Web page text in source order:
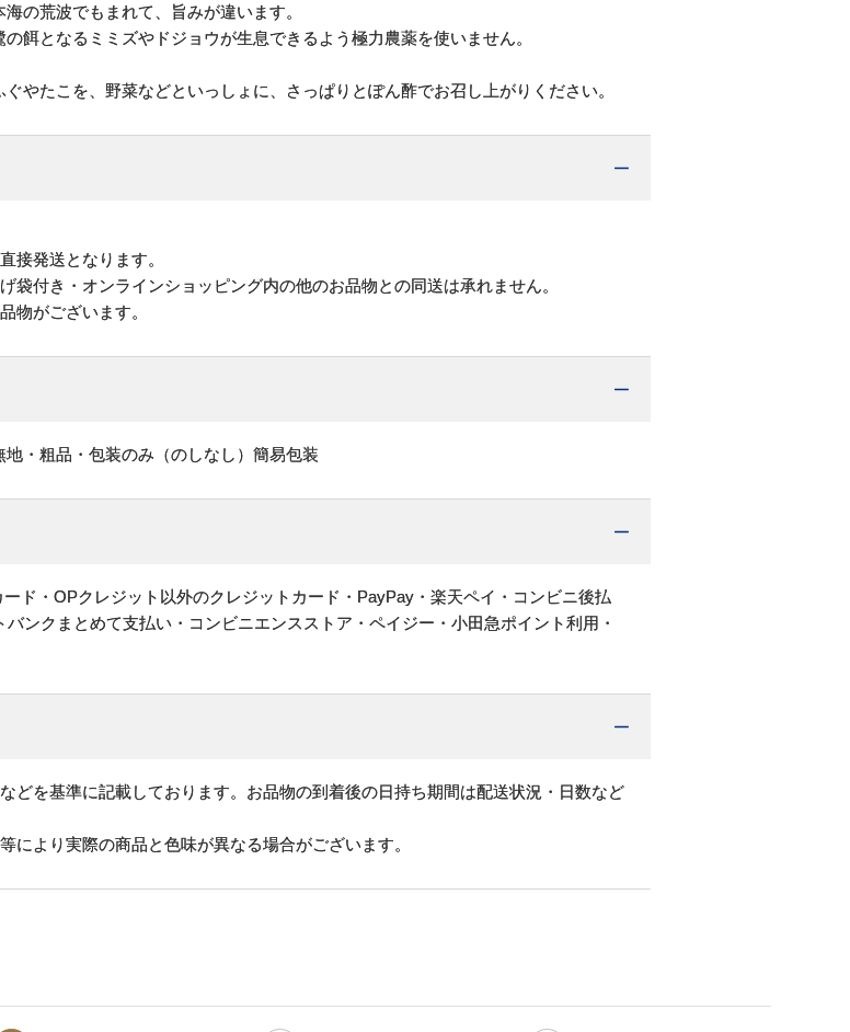
の荒波でもまれて、旨みが違います。
餌となるミミズやドジョウが生息できるよう極力農薬を使いません。
やたこを、野菜などといっしょに、さっぱりとぽん酢でお召し上がりください。
接発送となります。
袋付き・オンラインショッピング内の他のお品物との同送は承れません。
物がございます。
・粗品・包装のみ（のしなし）簡易包装
ド・OPクレジット以外のクレジットカード・PayPay・楽天ペイ・コンビニ後払
ンクまとめて支払い・コンビニエンスストア・ペイジー・小田急ポイント利用・
どを基準に記載しております。お品物の到着後の日持ち期間は配送状況・日数など
により実際の商品と色味が異なる場合がございます。